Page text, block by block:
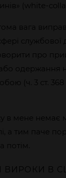
(white-
вага
службової
про
одержання
(ч. 3 ст.
в мене немає
а тим паче
потім.
ВИРОКИ В